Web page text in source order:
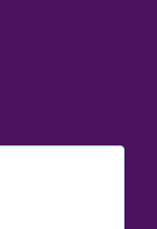
หวัดระยอง